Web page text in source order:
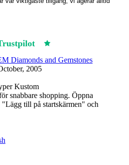
Diamonds and Gemstones
2005
snabbare shopping. Öppna
till på startskärmen" och